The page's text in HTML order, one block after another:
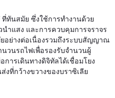
ที่ทันสมัย ซึ่งใช้การทำงานด้วย
ำแสง และการควบคุมการจราจร
อย่างต่อเนื่องรวมถึงระบบสัญญาณ
วนรถไฟเพื่อรองรับจำนวนผู้
ารเดินทางดิจิทัลได้เชื่อมโยง
งที่กว้างขวางของบราซิเลีย